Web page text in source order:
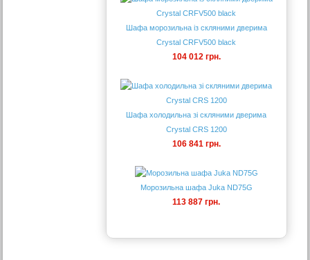
Шафа морозильна із скляними дверима
Crystal CRFV500 black
104 012 грн.
Шафа холодильна зі скляними дверима
Crystal CRS 1200
106 841 грн.
Морозильна шафа Juka ND75G
113 887 грн.